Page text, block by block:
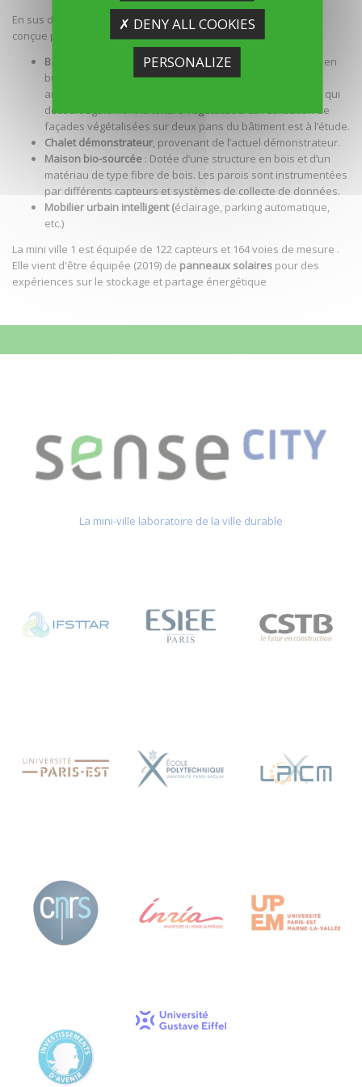
En sus de la partie sous-sol, la partie hors sol du scénario a été
conçue pour reproduire un environnement urbain réaliste :
Bâtiment R+1
: Constitué d’un rez-de-chaussée aménagé en
bureau et un étage de type open-space avec cloison
amovible. L’étage est accessible via un escalier extérieur qui
dessert également latoiture végétalisée. La réalisation de
façades végétalisées sur deux pans du bâtiment est à l’étude.
Chalet démonstrateur, provenant de l’actuel démonstrateur.
Maison bio-sourcée : Dotée d’une structure en bois et d’un
matériau de type fibre de bois. Les parois sont instrumentées
par différents capteurs et systèmes de collecte de données.
Mobilier urbain intelligent (éclairage, parking automatique,
etc.)
La mini ville 1 est équipée de 122 capteurs et 164 voies de mesure .
Elle vient d'être équipée (2019) de panneaux solaires pour des
expériences sur le stockage et partage énergétique
La mini-ville laboratoire de la ville durable
✗ DENY ALL COOKIES
PERSONALIZE